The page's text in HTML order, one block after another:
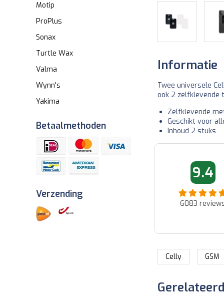
Motip
ProPlus
Sonax
Turtle Wax
Valma
Wynn's
Yakima
Betaalmethoden
Verzending
Informatie
Twee universele
ook 2 zelfklevende
Zelfklevende
Geschikt voor
Inhoud 2 stuks
9.4
6083
06-06-2026 08:52
Snel en netjes afgeleverd...
01-06-2026
Binnen paar uur reactie
klantenservice via de
Celly GSM